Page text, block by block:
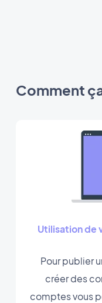
Comment
Utilisation de
Pour publier
créer des
comptes vous